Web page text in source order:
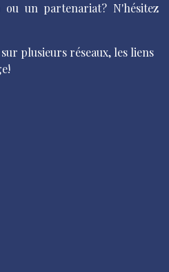
un partenariat? N'hésitez
plusieurs réseaux, les liens